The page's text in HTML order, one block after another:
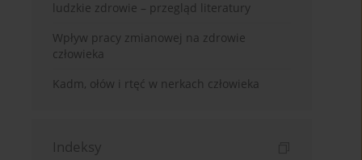
ludzkie zdrowie – przegląd literatury
Wpływ pracy zmianowej na zdrowie
człowieka
Kadm, ołów i rtęć w nerkach człowieka
Indeksy